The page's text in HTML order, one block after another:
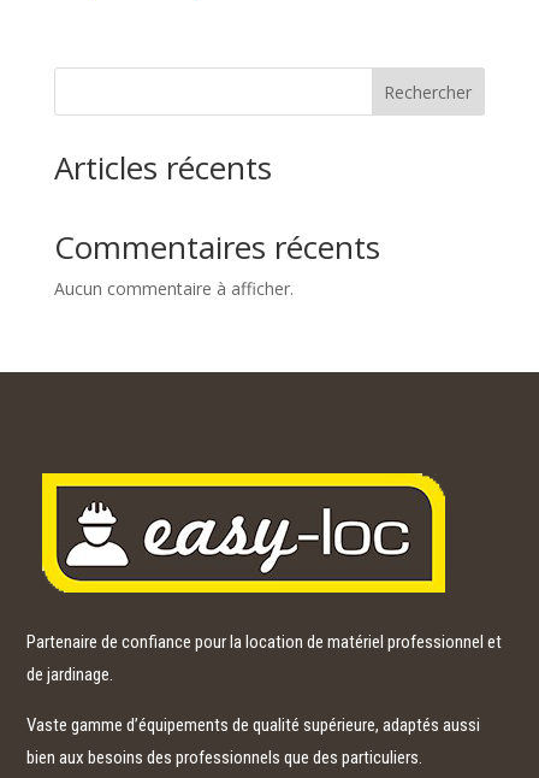
134,00€
536,00€
Rechercher
Articles récents
Commentaires récents
Aucun commentaire à afficher.
Partenaire de confiance pour la location de matériel professionnel et
de jardinage.
Vaste gamme d’équipements de qualité supérieure, adaptés aussi
bien aux besoins des professionnels que des particuliers.